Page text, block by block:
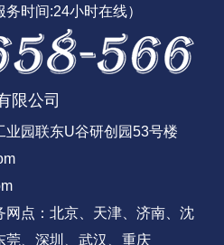
务时间:24小时在线）
限公司
园联东U谷研创园53号楼
网点：北京、天津、济南、沈
莞、深圳、武汉、重庆